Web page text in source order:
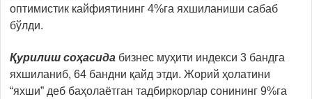
оптимистик кайфиятининг 4%га яхшиланиши сабаб
бўлди.
Қурилиш соҳасида бизнес муҳити индекси 3 бандга
яхшиланиб, 64 бандни қайд этди. Жорий ҳолатини
“яхши” деб баҳолаётган тадбиркорлар сонининг 9%га